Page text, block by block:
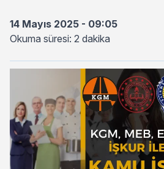
14 Mayıs 2025 - 09:05
Okuma süresi: 2 dakika